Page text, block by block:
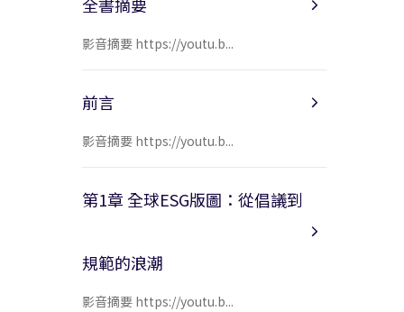
影音摘要 https://youtu.b...
前言
影音摘要 https://youtu.b...
第1章 全球ESG版圖：從倡議到
規範的浪潮
影音摘要 https://youtu.b...